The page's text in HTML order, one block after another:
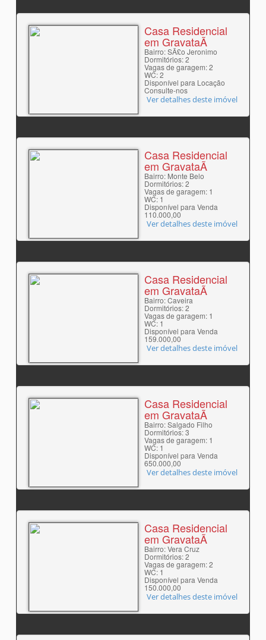
Casa Residencial
em GravataÃ­
Bairro: SÃ£o Jeronimo
Dormitórios: 2
Vagas de garagem: 2
WC: 2
Disponível para Locação
Consulte-nos
Ver detalhes deste imóvel
Casa Residencial
em GravataÃ­
Bairro: Monte Belo
Dormitórios: 2
Vagas de garagem: 1
WC: 1
Disponível para Venda
110.000,00
Ver detalhes deste imóvel
Casa Residencial
em GravataÃ­
Bairro: Caveira
Dormitórios: 2
Vagas de garagem: 1
WC: 1
Disponível para Venda
159.000,00
Ver detalhes deste imóvel
Casa Residencial
em GravataÃ­
Bairro: Salgado Filho
Dormitórios: 3
Vagas de garagem: 1
WC: 1
Disponível para Venda
650.000,00
Ver detalhes deste imóvel
Casa Residencial
em GravataÃ­
Bairro: Vera Cruz
Dormitórios: 2
Vagas de garagem: 2
WC: 1
Disponível para Venda
150.000,00
Ver detalhes deste imóvel